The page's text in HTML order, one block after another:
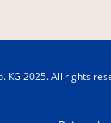
KG 2025. All rights